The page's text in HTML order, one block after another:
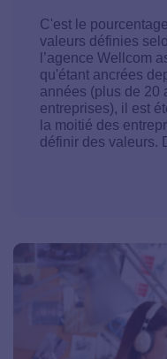
C'est le
valeurs définies
l’agence Wellcom
qu'étant ancrées
années (plus de 20
entreprises), il est
la moitié des
définir des valeurs.